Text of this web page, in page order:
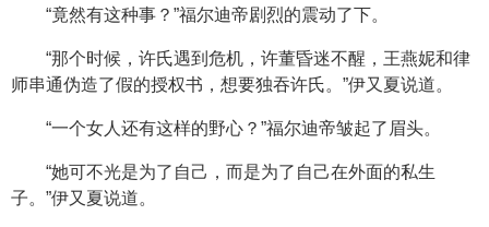
“竟然有这种事？”福尔迪帝剧烈的震动了下。
“那个时候，许氏遇到危机，许董昏迷不醒，王燕妮和律
师串通伪造了假的授权书，想要独吞许氏。”伊又夏说道。
“一个女人还有这样的野心？”福尔迪帝皱起了眉头。
“她可不光是为了自己，而是为了自己在外面的私生
子。”伊又夏说道。